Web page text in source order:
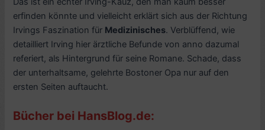
erfinden könnte und vielleicht erklärt sich aus der Richtung
Irvings Faszination für Medizinisches. Verblüffend, wie
detailliert Irving hier ärztliche Befunde von anno dazumal
referiert, als Hintergrund für seine Romane. Schade, dass
der unterhaltsame, gelehrte Bostoner Opa nur auf den
ersten Seiten auftaucht.
Bücher bei HansBlog.de: